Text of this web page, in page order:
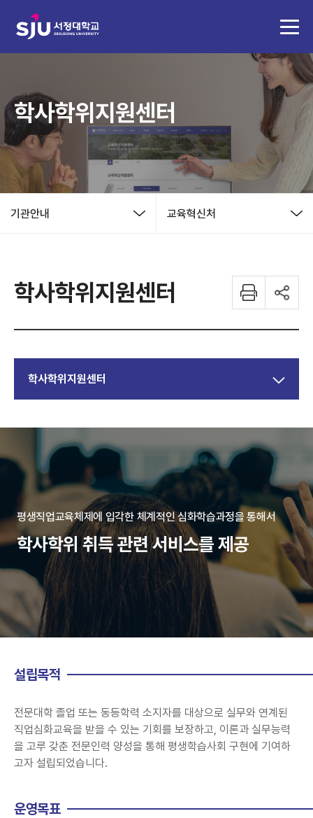
학사학위지원센터
기관안내 교육혁신처
학사학위지원센터
학사학위지원센터
평생직업교육체제에 입각한 체계적인 심화학습과정을 통해서
학사학위 취득 관련 서비스를 제공
설립목적
전문대학 졸업 또는 동등학력 소지자를 대상으로 실무와 연계된
직업심화교육을 받을 수 있는 기회를 보장하고, 이론과 실무능력
을 고루 갖춘 전문인력 양성을 통해 평생학습사회 구현에 기여하
고자 설립되었습니다.
운영목표